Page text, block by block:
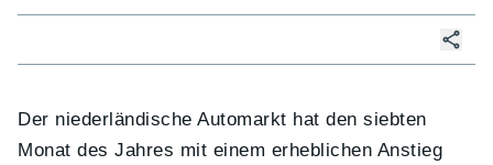
Der niederländische Automarkt hat den siebten
Monat des Jahres mit einem erheblichen Anstieg